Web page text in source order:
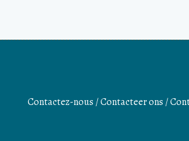
Contactez-nous / Contacteer ons /